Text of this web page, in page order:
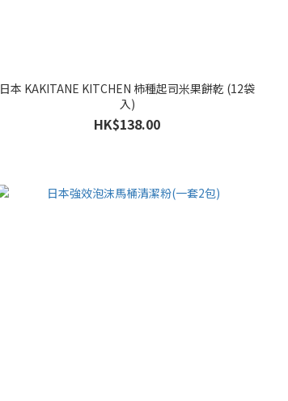
日本 KAKITANE KITCHEN 柿種起司米果餅乾 (12袋
入)
HK$138.00